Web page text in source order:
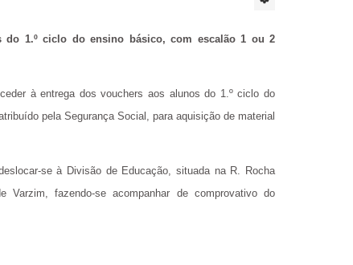
do 1.º ciclo do ensino básico, com escalão 1 ou 2
à entrega dos vouchers aos alunos do 1.º ciclo do
pela Segurança Social, para aquisição de material
se à Divisão de Educação, situada na R. Rocha
Varzim, fazendo-se acompanhar de comprovativo do